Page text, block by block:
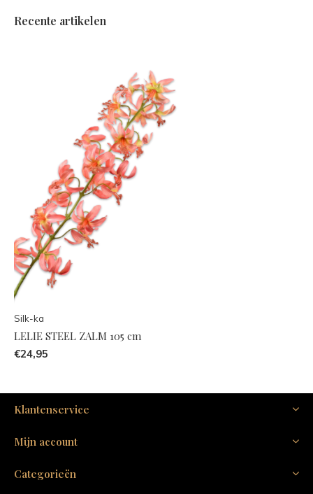
Recente artikelen
Silk-ka
LELIE STEEL ZALM 105 cm
€24,95
Klantenservice
Mijn account
Categorieën